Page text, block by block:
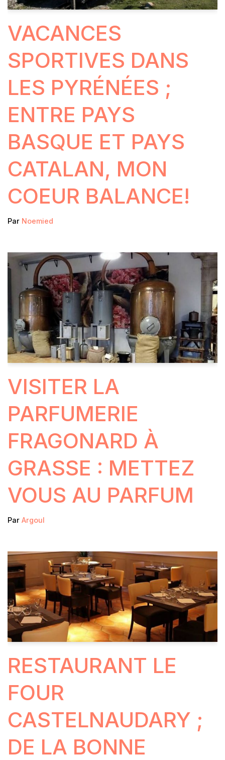
VACANCES
SPORTIVES DANS
LES PYRÉNÉES ;
ENTRE PAYS
BASQUE ET PAYS
CATALAN, MON
COEUR BALANCE!
Par Noemied
VISITER LA
PARFUMERIE
FRAGONARD À
GRASSE : METTEZ
VOUS AU PARFUM
Par Argoul
RESTAURANT LE
FOUR
CASTELNAUDARY ;
DE LA BONNE